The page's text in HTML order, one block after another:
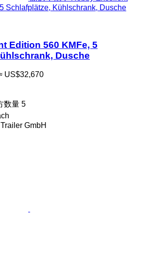
Schlafplätze, Kühlschrank, Dusche
Edition 560 KMFe, 5
Dusche
US$32,670
数量 5
GmbH